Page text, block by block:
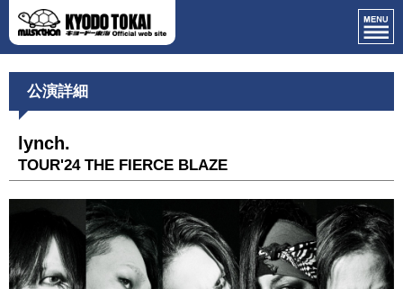
公演詳細
lynch.
TOUR'24 THE FIERCE BLAZE